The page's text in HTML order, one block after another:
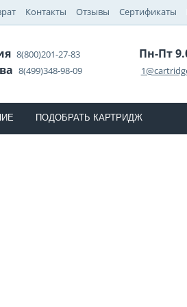
Контакты Отзывы Сертификаты
8(800)201-27-83
8(499)348-98-09
Пн-Пт
ПОДОБРАТЬ КАРТРИДЖ